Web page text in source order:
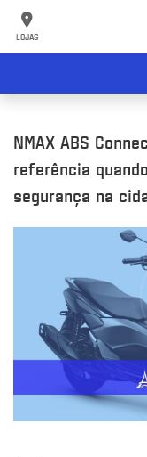
LOJAS
NMAX ABS
referência
segurança na